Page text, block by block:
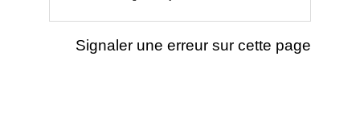
Signaler une erreur sur cette page